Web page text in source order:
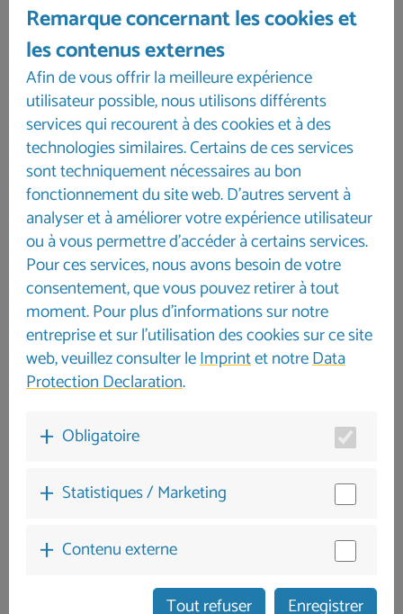
Informations sur l'annulation et frais
d'annulation
jusqu'à 61 jours : 100,00 €
de 60 à 30 jours : 25 %
à partir du 29e jour : 50 %
à partir du 8e jour avant le départ : 100 %
Caution : 500,00 €
Remarque concernant les cookies et
les contenus externes
Afin de vous offrir la meilleure expérience
utilisateur possible, nous utilisons différents
services qui recourent à des cookies et à des
technologies similaires. Certains de ces services
sont techniquement nécessaires au bon
fonctionnement du site web. D'autres servent à
analyser et à améliorer votre expérience utilisateur
ou à vous permettre d'accéder à certains services.
Pour ces services, nous avons besoin de votre
consentement, que vous pouvez retirer à tout
moment. Pour plus d'informations sur notre
entreprise et sur l'utilisation des cookies sur ce site
web, veuillez consulter leImprintet notreData
Protection Declaration.
Obligatoire
Statistiques / Marketing
Contenu externe
Tout refuser
Enregistrer